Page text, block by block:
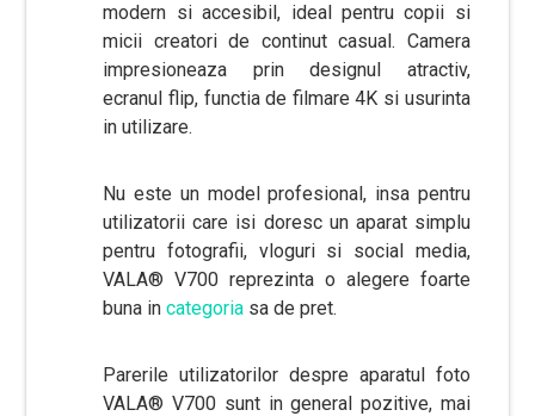
modern si accesibil, ideal pentru copii si
micii creatori de continut casual. Camera
impresioneaza prin designul atractiv,
ecranul flip, functia de filmare 4K si usurinta
in utilizare.
Nu este un model profesional, insa pentru
utilizatorii care isi doresc un aparat simplu
pentru fotografii, vloguri si social media,
VALA® V700 reprezinta o alegere foarte
buna incategoria sa de pret.
Parerile utilizatorilor despre aparatul foto
VALA® V700 sunt in general pozitive, mai